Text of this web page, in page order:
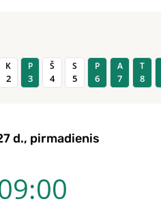
K
2
P
3
Š
4
S
5
P
6
A
7
T
8
d., pirmadienis